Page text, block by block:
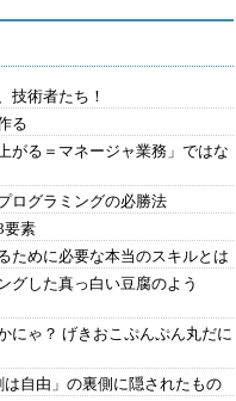
技術者たち！
る
がる＝マネージャ業務」ではな
ログラミングの必勝法
要素
ために必要な本当のスキルとは
グした真っ白い豆腐のよう
にゃ？ げきおこぷんぷん丸だに
は自由」の裏側に隠されたもの